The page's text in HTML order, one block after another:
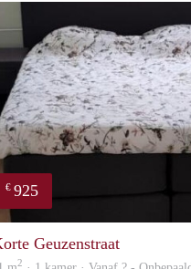
€ 925
Geuzenstraat
2